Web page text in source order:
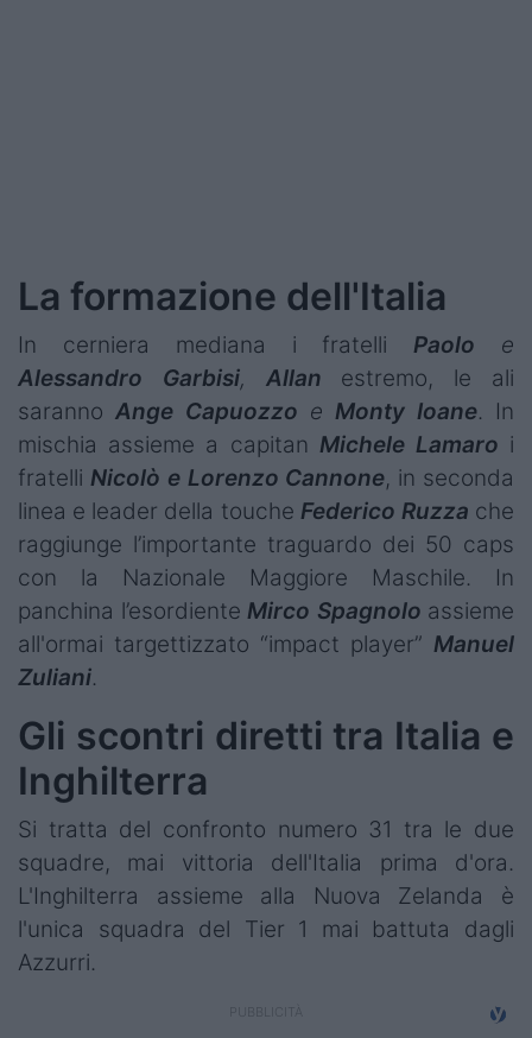
La formazione dell'Italia
In cerniera mediana i fratelliPaolo e
Alessandro
Garbisi, Allan estremo, le ali
saranno Ange Capuozzo e Monty Ioane. In
mischia assieme a capitan Michele Lamaro i
fratelli Nicolò e Lorenzo Cannone, in seconda
linea e leader della touche Federico Ruzza che
raggiunge l’importante traguardo dei 50 caps
con la Nazionale Maggiore Maschile. In
panchina l’esordiente Mirco Spagnolo assieme
all'ormai targettizzato “impact player” Manuel
Zuliani.
Gli scontri diretti tra Italia e
Inghilterra
Si tratta del confronto numero 31 tra le due
squadre, mai vittoria dell'Italia prima d'ora.
L'Inghilterra assieme alla Nuova Zelanda è
l'unica squadra del Tier 1 mai battuta dagli
Azzurri.